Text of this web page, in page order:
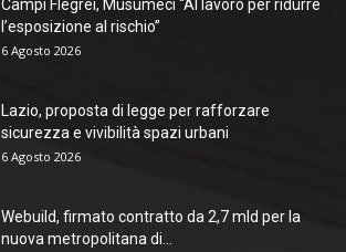
Campi Flegrei, Musumeci “Al lavoro per ridurre
l’esposizione al rischio”
6 Agosto 2026
Lazio, proposta di legge per rafforzare
sicurezza e vivibilità spazi urbani
6 Agosto 2026
Webuild, firmato contratto da 2,7 mld per la
nuova metropolitana di...